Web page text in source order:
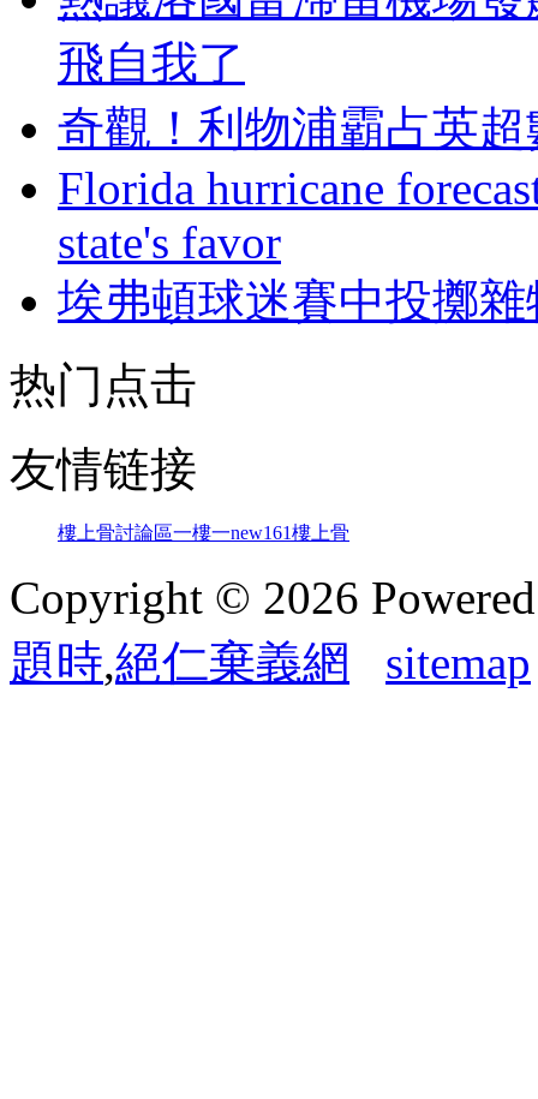
飛自我了
奇觀！利物浦霸占
Florida hurricane
state's favor
埃弗頓球迷賽中投擲
热门点击
友情链接
樓上骨討論區一樓一new161樓上骨
Copyright © 2026
題時,絕仁棄義網 sitemap